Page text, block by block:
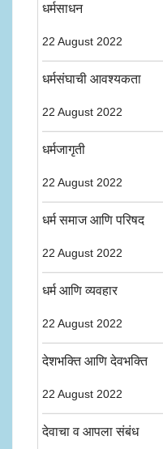
धर्मसाधन
22 August 2022
धर्मसंघाची आवश्यकता
22 August 2022
धर्मजागृती
22 August 2022
धर्म समाज आणि परिषद
22 August 2022
धर्म आणि व्यवहार
22 August 2022
देशभक्ति आणि देवभक्ति
22 August 2022
देवाचा व आपला संबंध